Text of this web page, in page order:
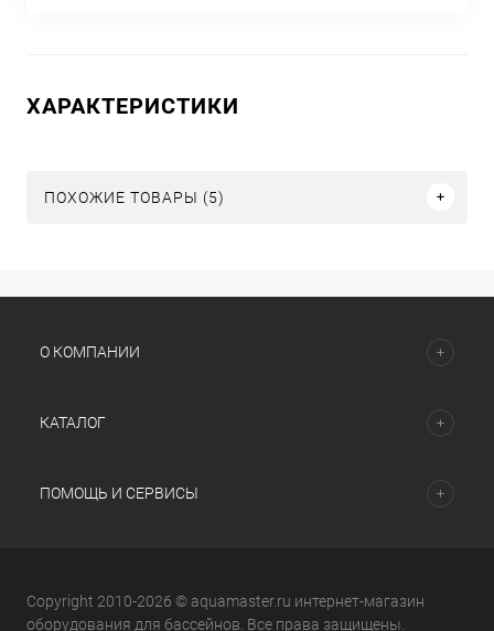
ХАРАКТЕРИСТИКИ
ПОХОЖИЕ ТОВАРЫ (5)
О КОМПАНИИ
КАТАЛОГ
ПОМОЩЬ И СЕРВИСЫ
Copyright 2010-2026 © aquamaster.ru интернет-магазин
оборудования для бассейнов. Все права защищены.